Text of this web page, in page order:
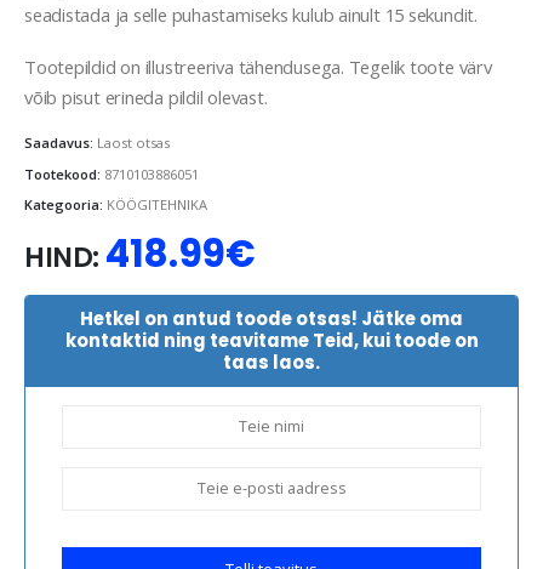
seadistada ja selle puhastamiseks kulub ainult 15 sekundit.
Tootepildid on illustreeriva tähendusega. Tegelik toote värv
võib pisut erineda pildil olevast.
Saadavus: Laost otsas
Tootekood: 8710103886051
Kategooria: KÖÖGITEHNIKA
HIND: 418.99€
Hetkel on antud toode otsas! Jätke oma
kontaktid ning teavitame Teid, kui toode on
taas laos.